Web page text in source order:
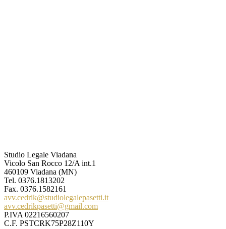
Studio Legale Viadana
Vicolo San Rocco 12/A int.1
460109 Viadana (MN)
Tel. 0376.1813202
Fax. 0376.1582161
avv.cedrik@studiolegalepasetti.it
avv.cedrikpasetti@gmail.com
P.IVA 02216560207
C.F. PSTCRK75P28Z110Y